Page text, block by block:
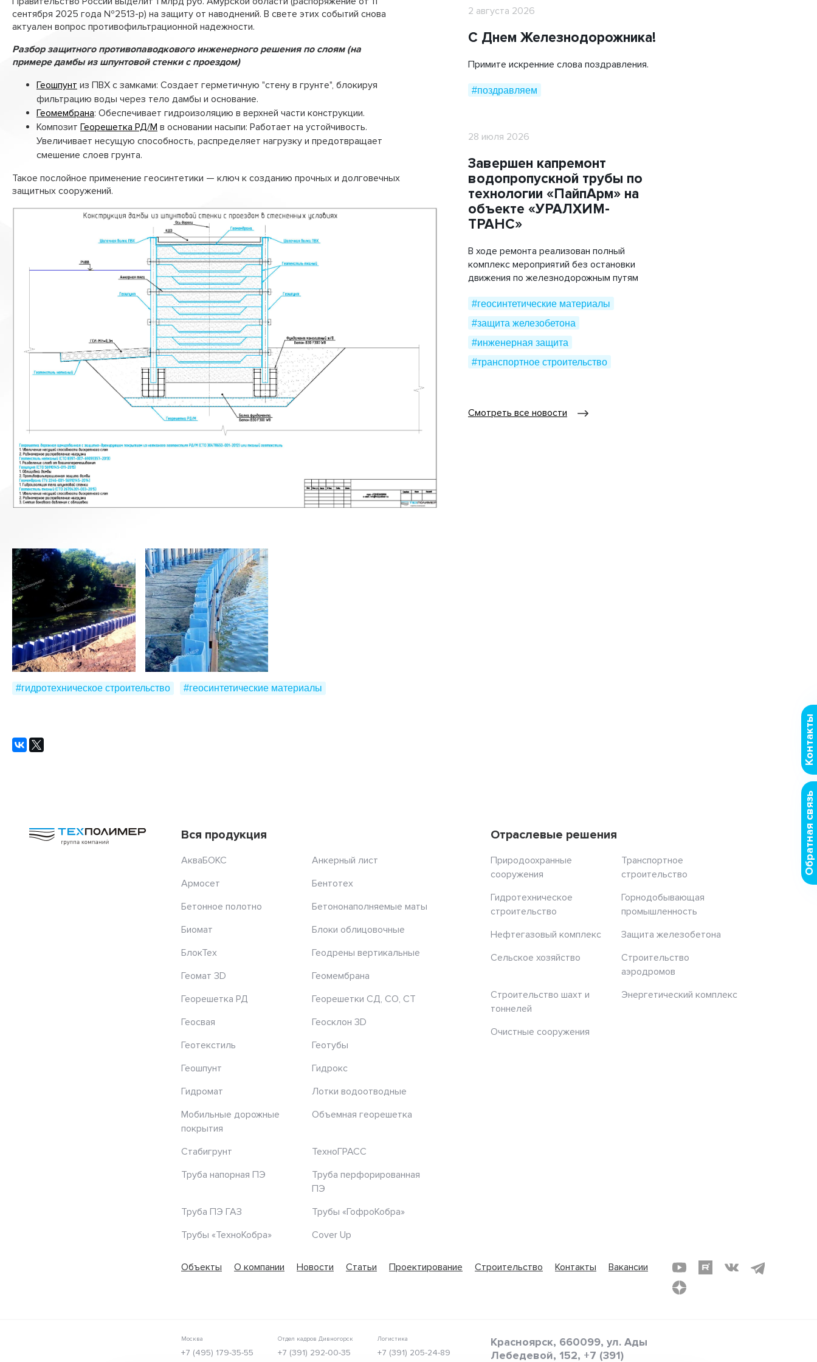
Лотки водоотводные
Мобильные дорожные покрытия
Стабигрунт
Труба напорная ПЭ
Труба перфорированная ПЭ
Труба ПЭ ГАЗ
Трубы «ТехноКобра»
Cover Up
сентября 2025 года №2513-р) на защиту от наводнений. В свете этих событий снова
актуален вопрос противофильтрационной надежности.
Разбор защитного противопаводкового инженерного решения по слоям (на
примере дамбы из шпунтовой стенки с проездом)
Геошпунт из ПВХ с замками: Создает герметичную "стену в грунте", блокируя
фильтрацию воды через тело дамбы и основание.
Геомембрана: Обеспечивает гидроизоляцию в верхней части конструкции.
Композит Георешетка РД/М в основании насыпи: Работает на устойчивость.
Увеличивает несущую способность, распределяет нагрузку и предотвращает
смешение слоев грунта.
Такое послойное применение геосинтетики — ключ к созданию прочных и долговечных
защитных сооружений.
#гидротехническое строительство #геосинтетические материалы
2 августа 2026
С Днем Железнодорожника!
Примите искренние слова поздравления.
#поздравляем
28 июля 2026
Завершен капремонт
водопропускной трубы по
технологии «ПайпАрм» на
объекте «УРАЛХИМ-
ТРАНС»
В ходе ремонта реализован полный
комплекс мероприятий без остановки
движения по железнодорожным путям
#геосинтетические материалы
#защита железобетона
#инженерная защита
#транспортное строительство
Смотреть все новости
Вся продукция
АкваБОКС
Анкерный лист
Армосет
Бентотех
Бетонное полотно
Бетононаполняемые маты
Биомат
Блоки облицовочные
БлокТех
Геодрены вертикальные
Геомат 3D
Геомембрана
Георешетка РД
Георешетки СД, СО, СТ
Геосвая
Геосклон 3D
Геотекстиль
Геотубы
Геошпунт
Гидрокс
Гидромат
Лотки водоотводные
Мобильные дорожные
покрытия
Объемная георешетка
Стабигрунт
ТехноГРАСС
Труба напорная ПЭ
Труба перфорированная
ПЭ
Труба ПЭ ГАЗ
Трубы «ГофроКобра»
Трубы «ТехноКобра»
Cover Up
Отраслевые решения
Природоохранные
сооружения
Транспортное
строительство
Гидротехническое
строительство
Горнодобывающая
промышленность
Нефтегазовый комплекс
Защита железобетона
Сельское хозяйство
Строительство
аэродромов
Строительство шахт и
тоннелей
Энергетический комплекс
Очистные сооружения
Объекты О компании Новости Статьи Проектирование Строительство Контакты Вакансии
Москва
+7 (495) 179-35-55
Отдел кадров Дивногорск
+7 (391) 292-00-35
Логистика
+7 (391) 205-24-89
Красноярск, 660099, ул. Ады
Лебедевой, 152, +7 (391)
Обратная связь
Контакты